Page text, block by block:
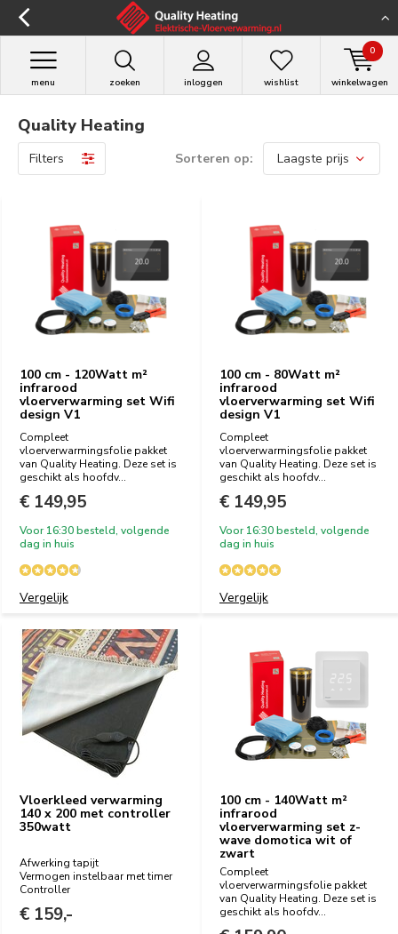
zoeken inloggen
menu wishlist winkelwagen
0
Quality Heating
Filters Sorteren op:
100 cm - 120Watt m²
infrarood
vloerverwarming set Wifi
design V1
Compleet
vloerverwarmingsfolie pakket
van Quality Heating. Deze set is
geschikt als hoofdv...
€ 149,95
Voor 16:30 besteld, volgende
dag in huis
Vergelijk
100 cm - 80Watt m²
infrarood
vloerverwarming set Wifi
design V1
Compleet
vloerverwarmingsfolie pakket
van Quality Heating. Deze set is
geschikt als hoofdv...
€ 149,95
Voor 16:30 besteld, volgende
dag in huis
Vergelijk
Vloerkleed verwarming
140 x 200 met controller
350watt
Afwerking tapijt
Vermogen instelbaar met timer
Controller
€ 159,-
100 cm - 140Watt m²
infrarood
vloerverwarming set z-
wave domotica wit of
zwart
Compleet
vloerverwarmingsfolie pakket
van Quality Heating. Deze set is
geschikt als hoofdv...